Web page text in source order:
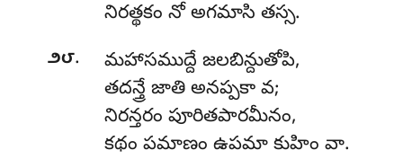
నిరత్థకం నో అగమాసి తస్స.
౨౮.
మహాసముద్దే జలబిన్దుతోపి,
తదన్త్రే జాతి అనప్పకా వ;
నిరన్తరం పూరితపారమీనం,
కథం పమాణం ఉపమా కుహిం వా.